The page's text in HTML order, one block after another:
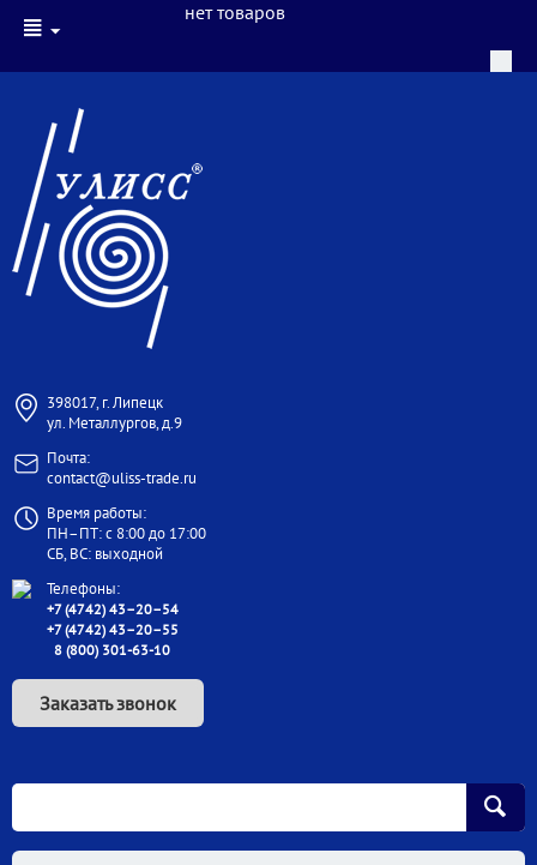
398017, г. Липецк
ул. Металлургов, д.9
Почта:
contact@uliss-trade.ru
Время работы:
ПН–ПТ: с 8:00 до 17:00
СБ, ВС: выходной
Телефоны:
+7 (4742) 43–20–54
+7 (4742) 43–20–55
8 (800) 301-63-10
Заказать звонок
нет товаров